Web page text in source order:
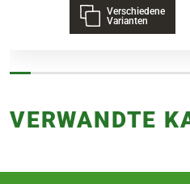
Verschiedene
Varianten
VERWANDTE